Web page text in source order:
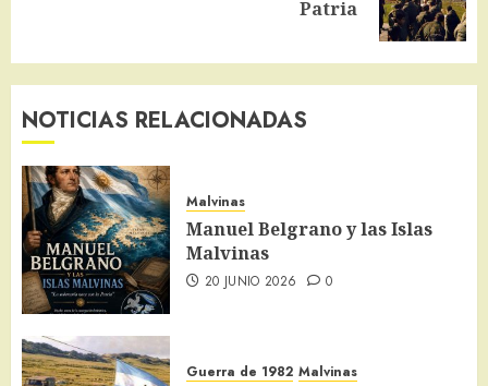
Patria
NOTICIAS RELACIONADAS
Malvinas
Manuel Belgrano y las Islas
Malvinas
20 JUNIO 2026 0
Guerra de 1982 Malvinas